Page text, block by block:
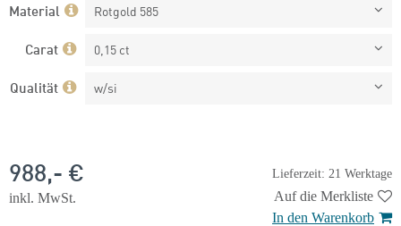
Material Rotgold 585
Carat 0,15 ct
Qualität w/si
Lieferzeit: 21 Werktage
988,- €
inkl. MwSt.
Auf die Merkliste
In den Warenkorb